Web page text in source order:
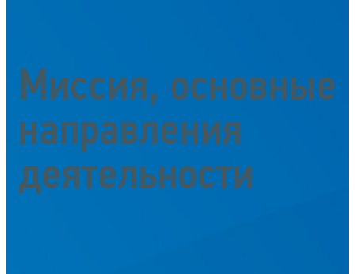
Миссия, основные
направления
деятельности